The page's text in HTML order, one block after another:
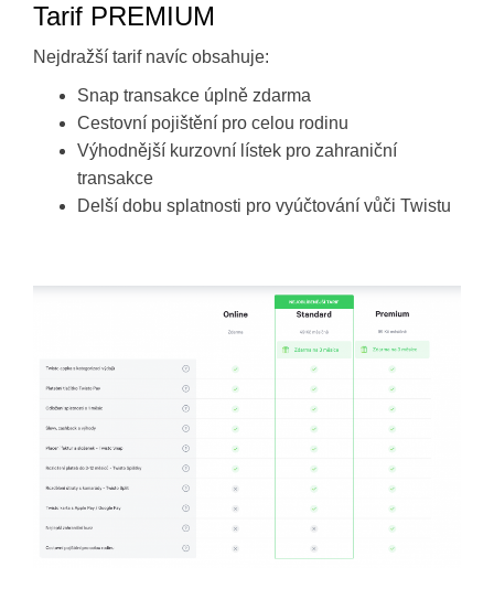
Tarif PREMIUM
Nejdražší tarif navíc obsahuje:
Snap transakce úplně zdarma
Cestovní pojištění pro celou rodinu
Výhodnější kurzovní lístek pro zahraniční
transakce
Delší dobu splatnosti pro vyúčtování vůči Twistu